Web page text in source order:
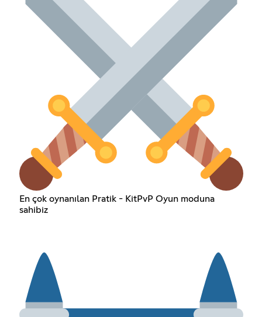
En çok oynanılan Pratik - KitPvP Oyun moduna
sahibiz